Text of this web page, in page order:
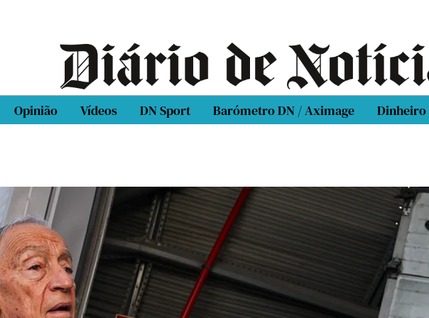
Opinião Vídeos DN Sport Barómetro DN / Aximage Dinheiro